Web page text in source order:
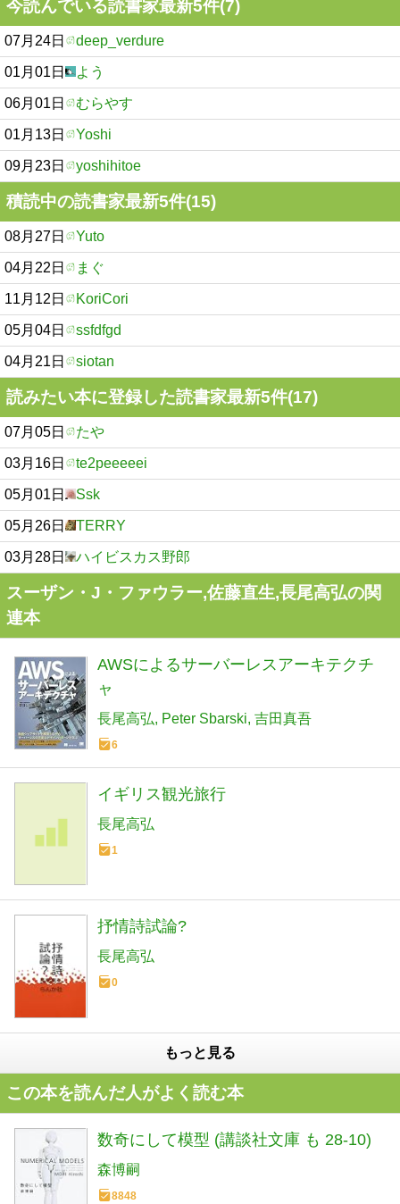
今読んでいる読書家最新5件(7)
07月24日 deep_verdure
01月01日 よう
06月01日 むらやす
01月13日 Yoshi
09月23日 yoshihitoe
積読中の読書家最新5件(15)
08月27日 Yuto
04月22日 まぐ
11月12日 KoriCori
05月04日 ssfdfgd
04月21日 siotan
読みたい本に登録した読書家最新5件(17)
07月05日 たや
03月16日 te2peeeeei
05月01日 Ssk
05月26日 TERRY
03月28日 ハイビスカス野郎
スーザン・J・ファウラー,佐藤直生,長尾高弘の関
連本
AWSによるサーバーレスアーキテクチ
ャ
長尾高弘 Peter Sbarski 吉田真吾
6
イギリス観光旅行
長尾高弘
1
抒情詩試論?
長尾高弘
0
もっと見る
この本を読んだ人がよく読む本
数奇にして模型 (講談社文庫 も 28-10)
森博嗣
8848